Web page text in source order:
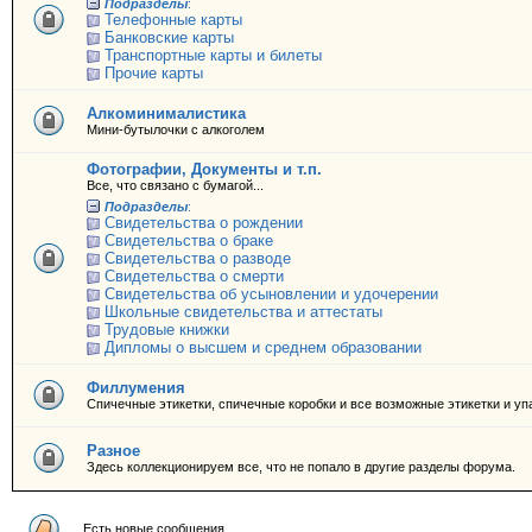
Подразделы:
Телефонные карты
Банковские карты
Транспортные карты и билеты
Прочие карты
Алкоминималистика
Мини-бутылочки с алкоголем
Фотографии, Документы и т.п.
Все, что связано с бумагой...
Подразделы:
Свидетельства о рождении
Свидетельства о браке
Свидетельства о разводе
Свидетельства о смерти
Свидетельства об усыновлении и удочерении
Школьные свидетельства и аттестаты
Трудовые книжки
Дипломы о высшем и среднем образовании
Филлумения
Спичечные этикетки, спичечные коробки и все возможные этикетки и
Разное
Здесь коллекционируем все, что не попало в другие разделы форума.
Есть новые сообщения